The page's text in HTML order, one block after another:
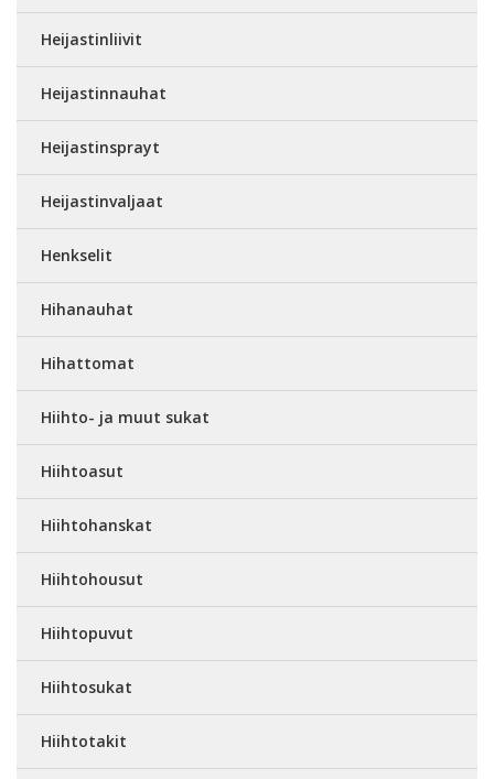
Heijastinliivit
Heijastinnauhat
Heijastinsprayt
Heijastinvaljaat
Henkselit
Hihanauhat
Hihattomat
Hiihto- ja muut sukat
Hiihtoasut
Hiihtohanskat
Hiihtohousut
Hiihtopuvut
Hiihtosukat
Hiihtotakit